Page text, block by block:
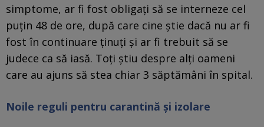
simptome, ar fi fost obligați să se interneze cel
puțin 48 de ore, după care cine știe dacă nu ar fi
fost în continuare ținuți și ar fi trebuit să se
judece ca să iasă. Toți știu despre alți oameni
care au ajuns să stea chiar 3 săptămâni în spital.
Noile reguli pentru carantină și izolare